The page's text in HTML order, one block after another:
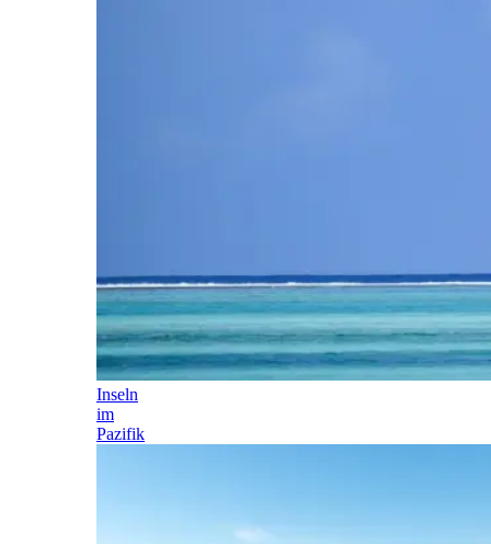
Inseln
im
Pazifik